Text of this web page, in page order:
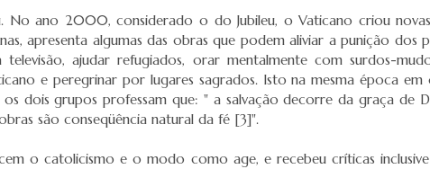
No ano 2000, considerado o do Jubileu, o Vaticano criou
apresenta algumas das obras que podem aliviar a punição
ajudar refugiados, orar mentalmente com surdos-
e peregrinar por lugares sagrados. Isto na mesma época
dois grupos professam que: " a salvação decorre da graça de
são conseqüência natural da fé [3]".
o catolicismo e o modo como age, e recebeu críticas